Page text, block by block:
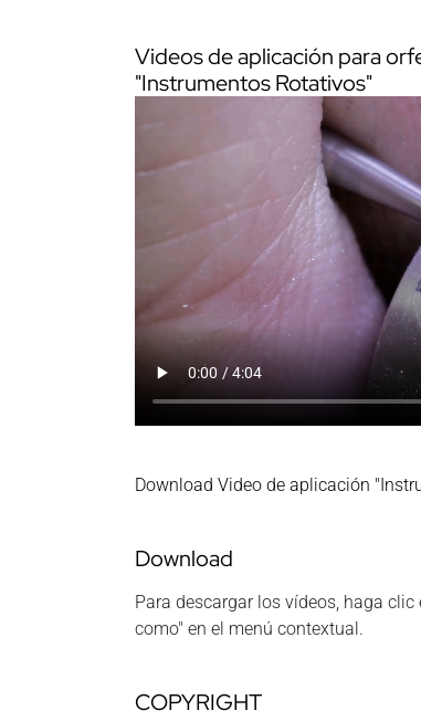
Videos de aplicación para
"Instrumentos Rotativos"
Download Video de aplicación
Download
Para descargar los vídeos, haga
como" en el menú contextual.
COPYRIGHT